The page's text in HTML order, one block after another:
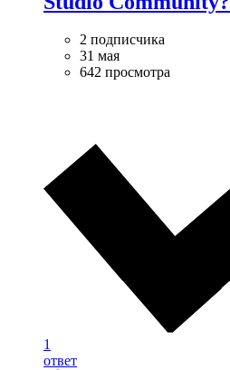
2 подписчика
31 мая
642 просмотра
1
ответ